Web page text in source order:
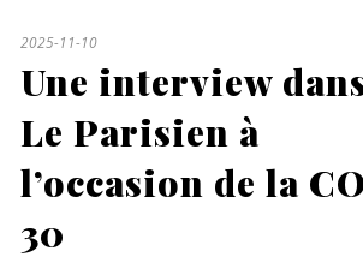
2025-11-10
Une interview
Le Parisien à
l’occasion de la
30